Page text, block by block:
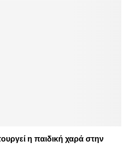
η παιδική χαρά στην